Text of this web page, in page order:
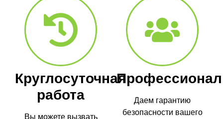
Круглосуточная
работа
Вы можете вызвать
Даем гарантию
безопасности вашего